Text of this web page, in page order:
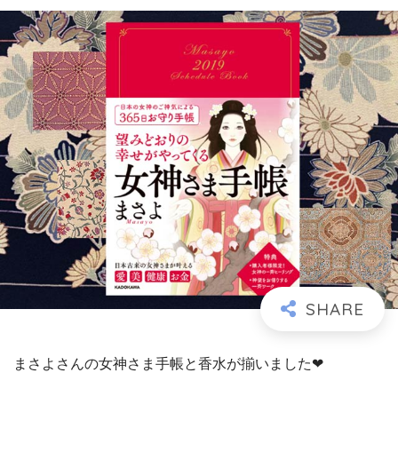
まさよさんの女神さま手帳と香水が揃いました❤